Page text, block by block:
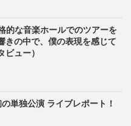
的な音楽ホールでのツアーを
きの中で、僕の表現を感じて
ビュー）
単独公演 ライブレポート！